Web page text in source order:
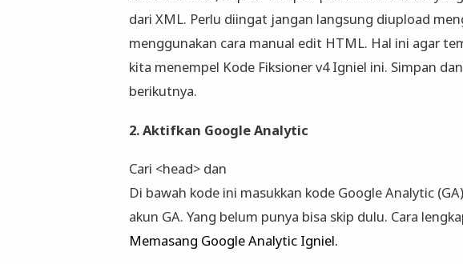
dari XML. Perlu diingat jangan langsung diupload
menggunakan cara manual edit HTML. Hal ini agar
kita menempel Kode Fiksioner v4 Igniel ini. Simpan
berikutnya.
2. Aktifkan Google Analytic
Cari <head> dan
Di bawah kode ini masukkan kode Google Analytic
akun GA. Yang belum punya bisa skip dulu. Cara
Memasang Google Analytic Igniel.